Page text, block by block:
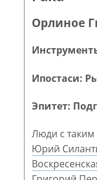
Орлиное
Ипостаси:
Эпитет:
Люди с
Юрий